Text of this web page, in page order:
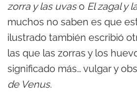
zorra y las uvaso El zagal y
muchos no saben es que
ilustrado también escribió
las que las zorras y los
significado más… vulgar y
de Venus.